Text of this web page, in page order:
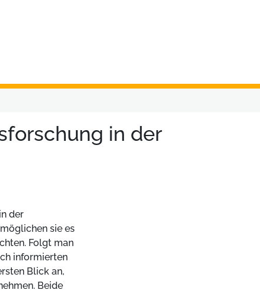
in der
der
sie es
Folgt man
informierten
Blick an,
Beide